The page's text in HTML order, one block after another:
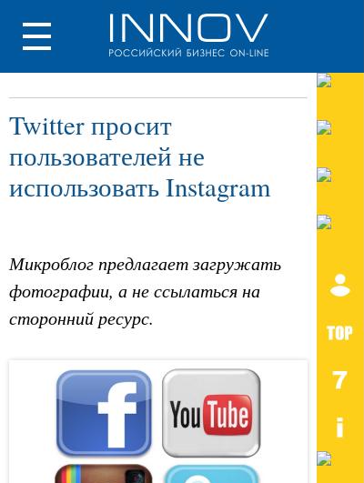
Twitter просит
пользователей не
использовать Instagram
Микроблог предлагает загружать
фотографии, а не ссылаться на
сторонний ресурс.